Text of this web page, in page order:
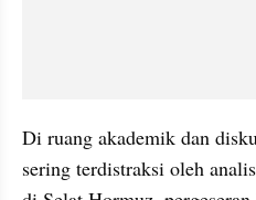
Di ruang akademik dan
sering terdistraksi oleh